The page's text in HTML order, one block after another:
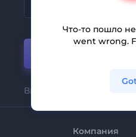
Вы можете отписаться в
Компания
Что-то пошло
went wrong.